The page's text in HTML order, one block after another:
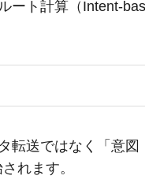
ート計算（Intent-
転送ではなく「意図
れます。